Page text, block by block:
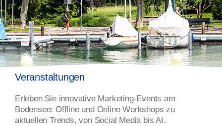
Veranstaltungen
Erleben Sie innovative Marketing-Events am
Bodensee: Offline und Online Workshops zu
aktuellen Trends, von Social Media bis AI.